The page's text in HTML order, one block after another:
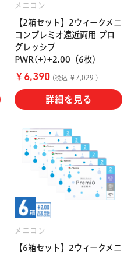
メニコン
【2箱セット】2ウィークメニ
コンプレミオ遠近両用 プロ
グレッシブ
PWR(+)+2.00（6枚）
￥ 6,390(税込 ￥7,029 )
詳細を見る
メニコン
【6箱セット】2ウィークメニ